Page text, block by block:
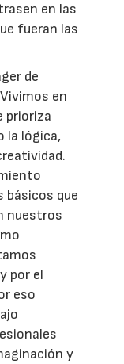
en las
fueran las
de
en
prioriza
la lógica,
básicos que
nuestros
por el
eso
y